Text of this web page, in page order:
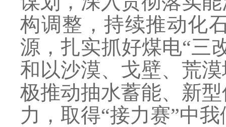
构调整，持续推动化
源，扎实抓好煤电“三
和以沙漠、戈壁、荒
极推动抽水蓄能、新
力，取得“接力赛”中